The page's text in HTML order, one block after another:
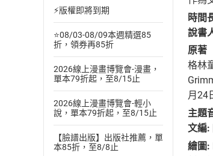
⚡版權即將到期
⭐08/03-08/09本週精選85
折，領券再85折
2026線上漫畫博覽會-漫畫，
單本79折起，至8/15止
2026線上漫畫博覽會-輕小
說，單本79折起，至8/15止
【臉譜出版】出版社推薦，單
本85折，至8/8止
時間
說書
原著
格林
月24
主題
文編:
繪圖: